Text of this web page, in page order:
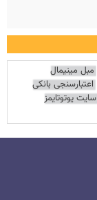
مبل مینیمال
اعتبارسنجی بانکی
سایت یوتوتایمز